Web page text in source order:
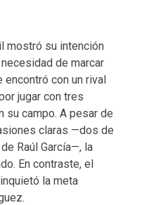
mostró su intención
de marcar
con un rival
jugar con tres
su campo. A pesar de
claras —dos de
Raúl García—, la
En contraste, el
la meta